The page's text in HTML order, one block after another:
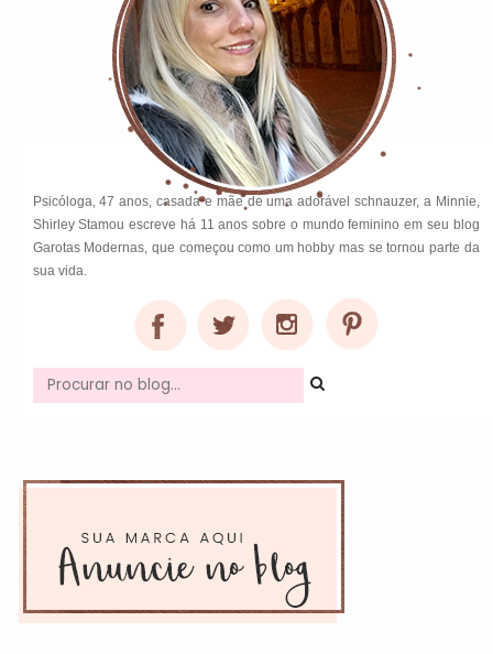
Psicóloga, 47 anos, casada e mãe de uma adorável schnauzer, a Minnie,
Shirley Stamou escreve há 11 anos sobre o mundo feminino em seu blog
Garotas Modernas, que começou como um hobby mas se tornou parte da
sua vida.